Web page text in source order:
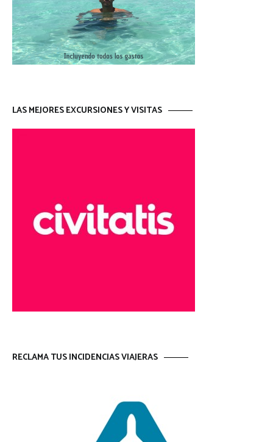
LAS MEJORES EXCURSIONES Y VISITAS
RECLAMA TUS INCIDENCIAS VIAJERAS